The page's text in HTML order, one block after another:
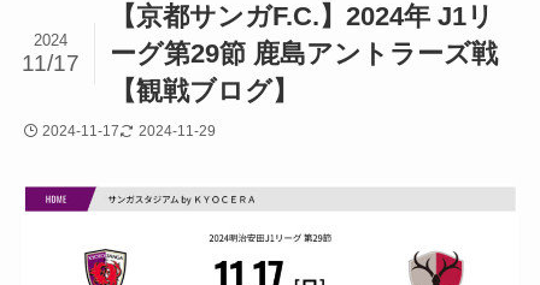
【京都サンガF.C.】2024年 J1リ
ーグ第29節 鹿島アントラーズ戦
【観戦ブログ】
2024
11/17
2024-11-17 2024-11-29